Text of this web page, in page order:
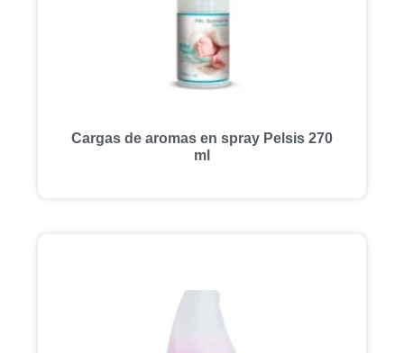
Cargas de aromas en spray Pelsis 270
ml